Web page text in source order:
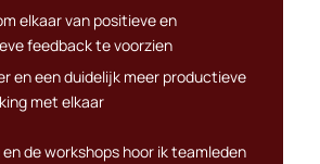
elkaar van positieve en
feedback te voorzien
en een duidelijk meer productieve
met elkaar
de workshops hoor ik teamleden